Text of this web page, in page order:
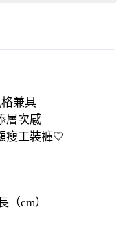
兼具
層次感
瘦工裝褲🤍
cm）